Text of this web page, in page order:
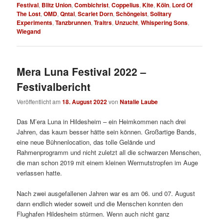
Festival, Blitz Union,Combichrist,Coppelius,Kite,Köln, Lord Of
The Lost,OMD,Qntal,Scarlet Dorn,Schöngeist,Solitary
Experiments,Tanzbrunnen,Traitrs, Unzucht,Whispering Sons,
Wiegand
Mera Luna Festival 2022 –
Festivalbericht
Veröffentlicht am18. August 2022vonNatalie Laube
Das M’era Luna in Hildesheim – ein Heimkommen nach drei
Jahren, das kaum besser hätte sein können. Großartige Bands,
eine neue Bühnenlocation, das tolle Gelände und
Rahmenprogramm und nicht zuletzt all die schwarzen Menschen,
die man schon 2019 mit einem kleinen Wermutstropfen im Auge
verlassen hatte.
Nach zwei ausgefallenen Jahren war es am 06. und 07. August
dann endlich wieder soweit und die Menschen konnten den
Flughafen Hildesheim stürmen. Wenn auch nicht ganz